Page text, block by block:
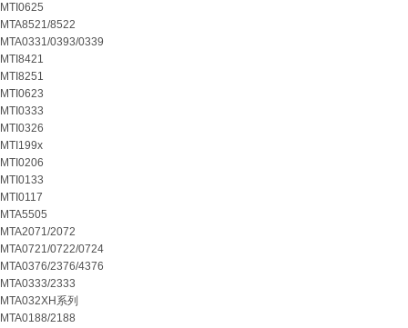
MTI0625
MTA8521/8522
MTA0331/0393/0339
MTI8421
MTI8251
MTI0623
MTI0333
MTI0326
MTI199x
MTI0206
MTI0133
MTI0117
MTA5505
MTA2071/2072
MTA0721/0722/0724
MTA0376/2376/4376
MTA0333/2333
MTA032XH系列
MTA0188/2188